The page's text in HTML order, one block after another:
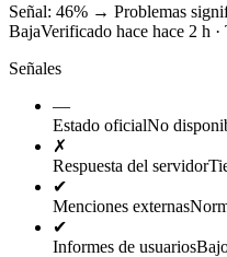
Señal: 46% → Problemas
BajaVerificado hace hace 2 h
Señales
—
Estado oficialNo
✗
Respuesta del servidor
✔
Menciones externas
✔
Informes de usuarios